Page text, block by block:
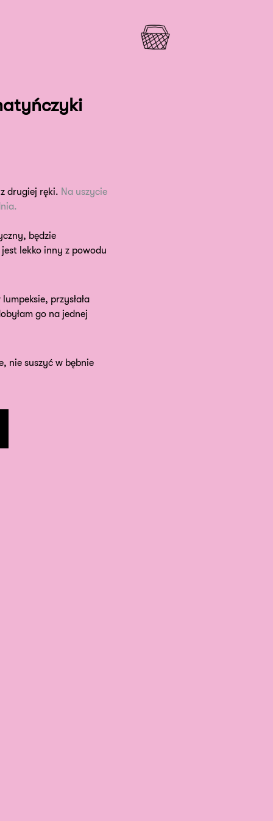
drugiej ręki. Na uszycie
będzie
lekko inny z powodu
przysłała
go na jednej
nie suszyć w bębnie